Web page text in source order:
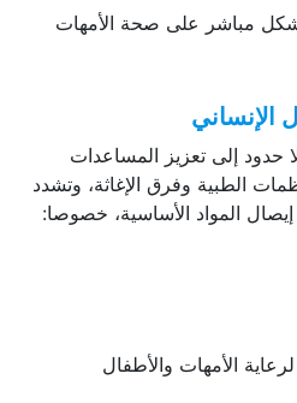
مباشر على صحة الأمهات
الإنساني
حدود إلى تعزيز المساعدات
الطبية وفرق الإغاثة، وتشدد
المواد الأساسية، خصوصا:
الأمهات والأطفال